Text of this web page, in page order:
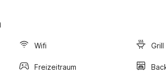
Wifi Grill
Freizeitraum